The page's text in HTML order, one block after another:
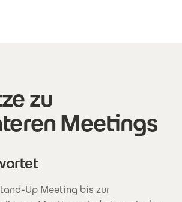
zu
Meetings
Up Meeting bis zur